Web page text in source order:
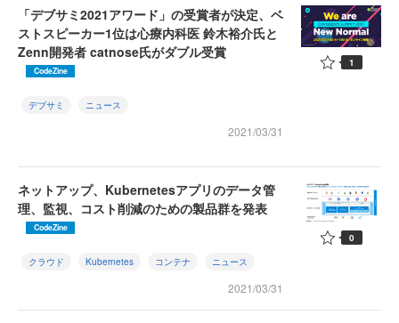
「デブサミ2021アワード」の受賞者が決定、ベ
ストスピーカー1位は心療内科医 鈴木裕介氏と
Zenn開発者 catnose氏がダブル受賞
CodeZine
デブサミ ニュース
2021/03/31
1
ネットアップ、Kubernetesアプリのデータ管
理、監視、コスト削減のための製品群を発表
CodeZine
クラウド Kubernetes コンテナ ニュース
2021/03/31
0